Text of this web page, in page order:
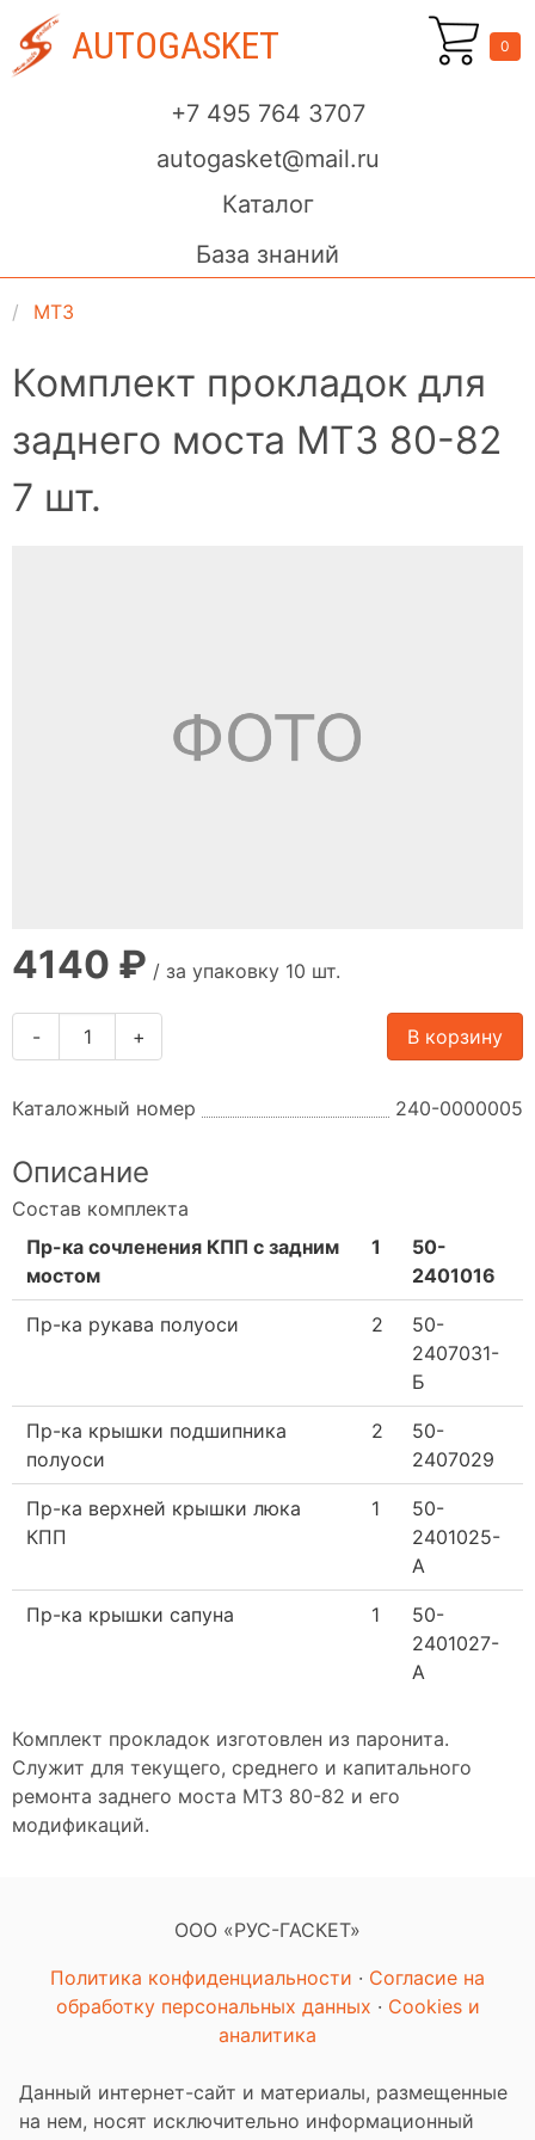
AUTOGASKET
+7 495 764 3707
autogasket@mail.ru
Каталог
База знаний
0
МТЗ
Комплект прокладок для
заднего моста МТЗ 80-82
7 шт.
4140 ₽ / за упаковку 10 шт.
- + В корзину
Каталожный номер 240-0000005
Описание
Состав комплекта
Пр-ка сочленения КПП с задним
мостом
1
50-
2401016
Пр-ка рукава полуоси 2
50-
2407031-
Б
Пр-ка крышки подшипника
полуоси
2
50-
2407029
Пр-ка верхней крышки люка
КПП
1
50-
2401025-
А
Пр-ка крышки сапуна 1
50-
2401027-
А
Комплект прокладок изготовлен из паронита.
Служит для текущего, среднего и капитального
ремонта заднего моста МТЗ 80-82 и его
модификаций.
ООО «РУС-ГАСКЕТ»
Политика конфиденциальности · Согласие на
обработку персональных данных · Cookies и
аналитика
Данный интернет-сайт и материалы, размещенные
на нем, носят исключительно информационный